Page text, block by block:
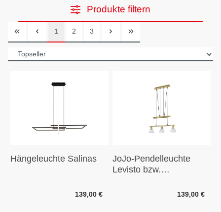
Produkte filtern
1 2 3
Hängeleuchte Salinas
139,00 €
JoJo-Pendelleuchte
Levisto bzw.
139,00 €